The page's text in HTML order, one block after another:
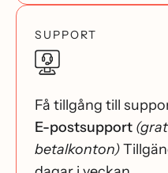
SUPPORT
Få tillgång till
E-postsupport
betalkonton)